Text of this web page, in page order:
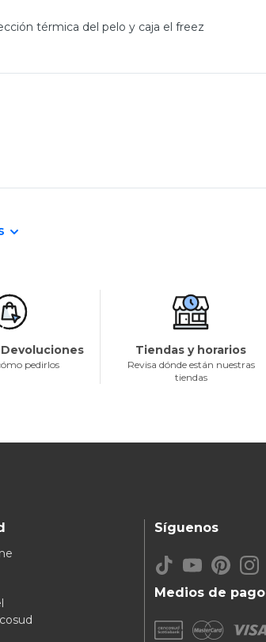
térmica del pelo y caja el freez
pedirlos
Tiendas y horarios
Revisa dónde están nuestras
tiendas
Medios de pago
Síguenos